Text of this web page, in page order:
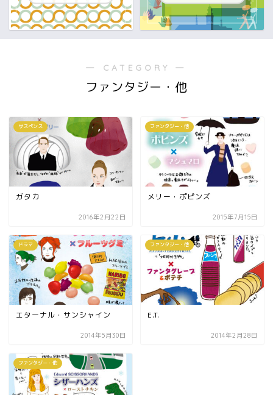
― CATEGORY ―
ファンタジー・他
サスペンス
ガタカ
2016年2月22日
ファンタジー・他
メリー・ポピンズ
2015年7月15日
ドラマ
エターナル・サンシャイン
2014年5月30日
ファンタジー・他
E.T.
2014年2月28日
ファンタジー・他